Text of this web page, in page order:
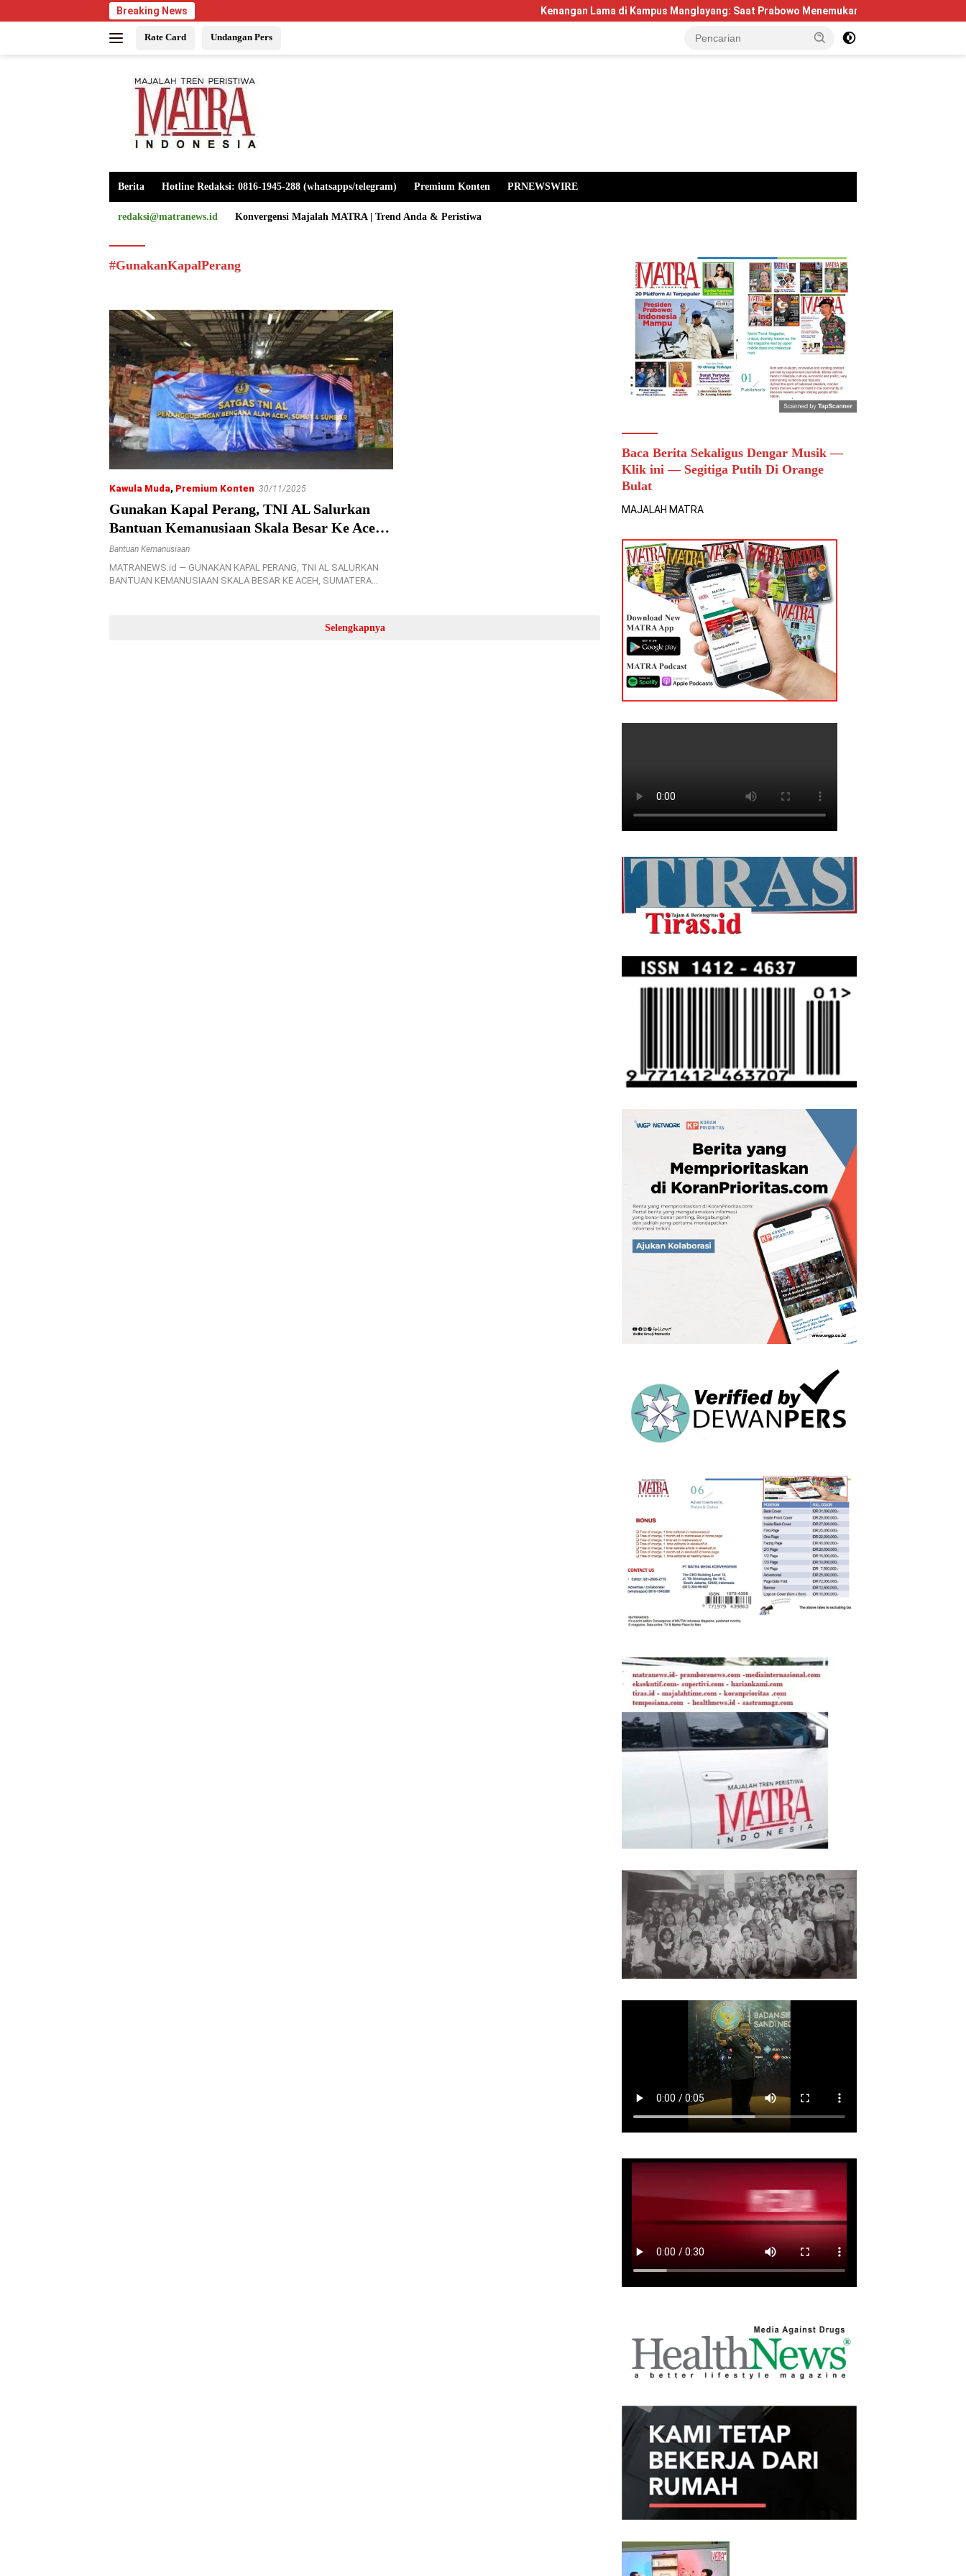
ke
Breaking News Kenangan Lama di Kampus Manglayang: Saat Prabowo Menemukan Kembali Jejak Sejarah IPDN
Rate Card Undangan Pers
Berita Hotline Redaksi: 0816-1945-288 (whatsapps/telegram) Premium Konten PRNEWSWIRE
redaksi@matranews.id Konvergensi Majalah MATRA | Trend Anda & Peristiwa
#GunakanKapalPerang
Kawula Muda, Premium Konten 30/11/2025
Gunakan Kapal Perang, TNI AL Salurkan
Bantuan Kemanusiaan Skala Besar Ke Aceh,
Sumut dan Sumatera
Bantuan Kemanusiaan
MATRANEWS.id — GUNAKAN KAPAL PERANG, TNI AL SALURKAN
BANTUAN KEMANUSIAAN SKALA BESAR KE ACEH, SUMATERA…
Selengkapnya
Baca Berita Sekaligus Dengar Musik —
Klik ini — Segitiga Putih Di Orange
Bulat
MAJALAH MATRA